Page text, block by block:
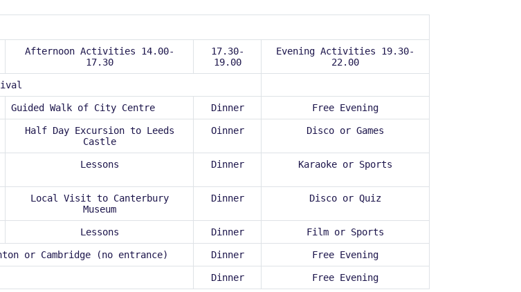
Afternoon Activities 14.00-
17.30
17.30-
19.00
Evening Activities 19.30-
22.00
Guided Walk of City Centre Dinner Free Evening
Half Day Excursion to Leeds
Castle
Oinner Disco or Games
Lessons Dinner Karaoke or Sports
Local Visit to Canterbury
Museum
Dinner Disco or Quiz
Lessons Dinner Film or Sports
or Cambridge (no entrance) Dinner Free Evening
Dinner Free Evening